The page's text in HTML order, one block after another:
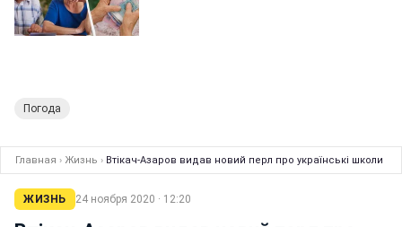
Погода
Главная › Жизнь › Втікач-Азаров видав новий перл про українські школи
ЖИЗНЬ 24 ноября 2020 · 12:20